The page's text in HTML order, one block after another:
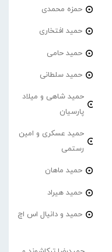
حمزه محمدی
حمید افتخاری
حمید حامی
حمید سلطانی
حمید شاهی و میلاد
پارسیان
حمید عسکری و امین
رستمی
حمید ماهان
حمید هیراد
حمید و دانیال اس اچ